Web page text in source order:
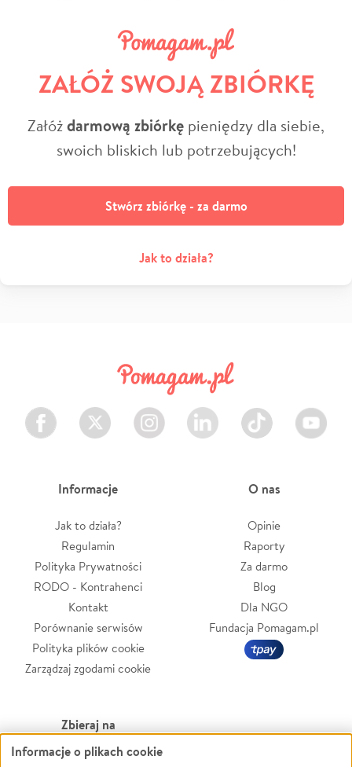
ZAŁÓŻ SWOJĄ ZBIÓRKĘ
Załóżdarmową zbiórkę pieniędzy dla siebie,
swoich bliskich lub potrzebujących!
Stwórz zbiórkę - za darmo
Jak to działa?
Facebook Twitter Instagram LinkedIn TikTok Youtube
Informacje
Jak to działa?
Regulamin
Polityka Prywatności
RODO - Kontrahenci
Kontakt
Porównanie serwisów
Polityka plików cookie
Zarządzaj zgodami cookie
O nas
Opinie
Raporty
Za darmo
Blog
Dla NGO
Fundacja Pomagam.pl
Zbieraj na
Leczenie
Informacje o plikach cookie